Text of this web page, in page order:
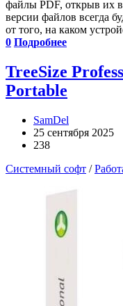
файлы PDF, открыв их
версии файлов всегда
от того, на каком
0 Подробнее
TreeSize
Portable
SamDel
25 сентября 2025
238
Системный софт /